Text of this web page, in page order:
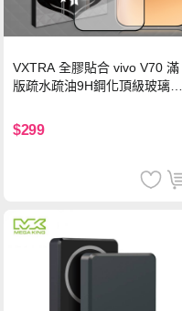
VXTRA 全膠貼合 vivo V70 滿
版疏水疏油9H鋼化頂級玻璃貼
$299